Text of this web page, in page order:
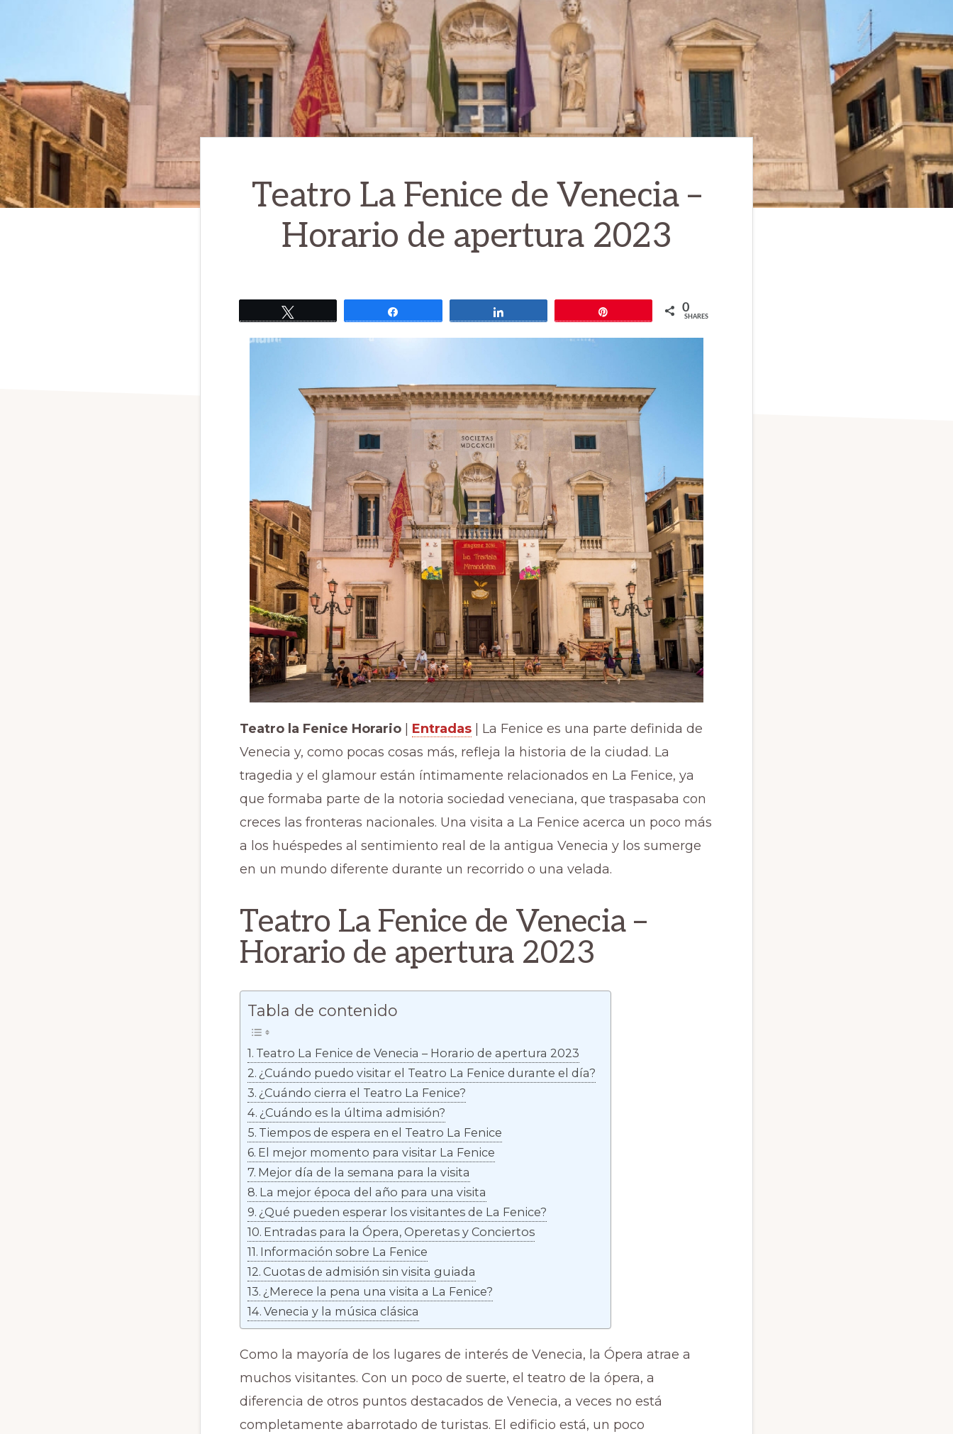
Teatro La Fenice de Venecia –
Horario de apertura 2023
0
SHARES
Teatro la Fenice Horario Entradas | La Fenice es una parte definida de
Venecia y, como pocas cosas más, refleja la historia de la ciudad. La
tragedia y el glamour están íntimamente relacionados en La Fenice, ya
que formaba parte de la notoria sociedad veneciana, que traspasaba con
creces las fronteras nacionales. Una visita a La Fenice acerca un poco más
a los huéspedes al sentimiento real de la antigua Venecia y los sumerge
en un mundo diferente durante un recorrido o una velada.
Teatro La Fenice de Venecia –
Horario de apertura 2023
Tabla de contenido
Teatro La Fenice de Venecia – Horario de apertura 2023
¿Cuándo puedo visitar el Teatro La Fenice durante el día?
¿Cuándo cierra el Teatro La Fenice?
¿Cuándo es la última admisión?
Tiempos de espera en el Teatro La Fenice
El mejor momento para visitar La Fenice
Mejor día de la semana para la visita
La mejor época del año para una visita
¿Qué pueden esperar los visitantes de La Fenice?
Entradas para la Ópera, Operetas y Conciertos
Información sobre La Fenice
Cuotas de admisión sin visita guiada
¿Merece la pena una visita a La Fenice?
Venecia y la música clásica
Como la mayoría de los lugares de interés de Venecia, la Ópera atrae a
muchos visitantes. Con un poco de suerte, el teatro de la ópera, a
diferencia de otros puntos destacados de Venecia, a veces no está
completamente abarrotado de turistas. El edificio está, un poco